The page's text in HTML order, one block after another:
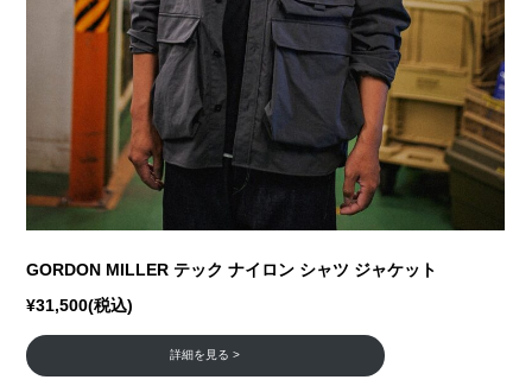
GORDON MILLER テック ナイロン シャツ ジャケット
¥31,500(税込)
詳細を見る >